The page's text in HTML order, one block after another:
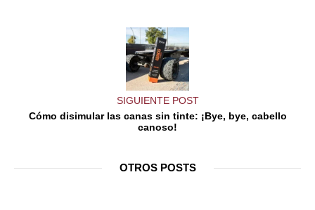
SIGUIENTE POST
Cómo disimular las canas sin tinte: ¡Bye, bye, cabello
canoso!
OTROS POSTS